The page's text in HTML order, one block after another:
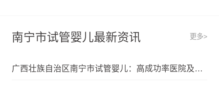
南宁市试管婴儿最新资讯 更多>
广西壮族自治区南宁市试管婴儿：高成功率医院及医保补贴全知晓广西壮族自治区南宁市试管婴儿：高成功率医院及医保补贴全知晓